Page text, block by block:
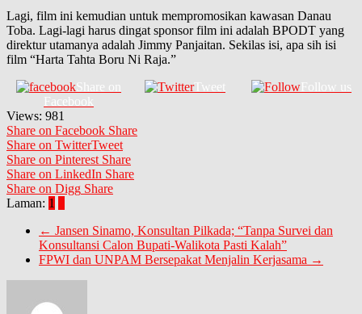
Lagi, film ini kemudian untuk mempromosikan kawasan Danau
Toba. Lagi-lagi harus dingat sponsor film ini adalah BPODT yang
direktur utamanya adalah Jimmy Panjaitan. Sekilas isi, apa sih isi
film “Harta Tahta Boru Ni Raja.”
Share on
Facebook
Tweet Follow us
Views: 981
Share on Facebook Share
Share on TwitterTweet
Share on Pinterest Share
Share on LinkedIn Share
Share on Digg Share
Laman: 1
← Jansen Sinamo, Konsultan Pilkada; “Tanpa Survei dan
Konsultansi Calon Bupati-Walikota Pasti Kalah”
FPWI dan UNPAM Bersepakat Menjalin Kerjasama →